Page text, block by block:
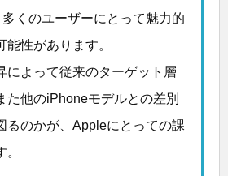
くのユーザーにとって魅力的
性があります。
によって従来のターゲット層
た他のiPhoneモデルとの差別
るのかが、Appleにとっての課